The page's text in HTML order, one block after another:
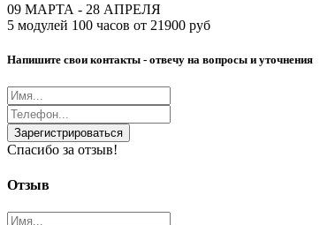
09 МАРТА - 28 АПРЕЛЯ
5 модулей 100 часов от 21900 руб
Напишите свои контакты - отвечу на вопросы и уточнения
Зарегистрироваться
Спасибо за отзыв!
Отзыв